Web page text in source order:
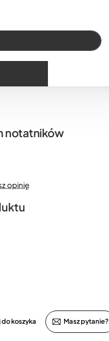
notatników
opinię
do koszyka Masz pytanie?